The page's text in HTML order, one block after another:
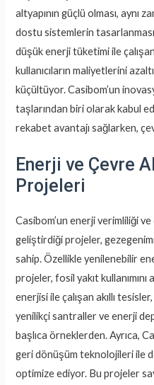
altyapının güçlü olması, aynı
dostu sistemlerin
düşük enerji tüketimi ile
kullanıcıların maliyetlerini
küçültüyor. Casibom’un
taşlarından biri olarak kabul
rekabet avantajı sağlarken,
Enerji ve Çevre
Projeleri
Casibom’un enerji verimliliği
geliştirdiği projeler,
sahip. Özellikle yenilenebilir
projeler, fosil yakıt kullanımını
enerjisi ile çalışan akıllı
yenilikçi santraller ve enerji
başlıca örneklerden. Ayrıca,
geri dönüşüm teknolojileri ile
optimize ediyor. Bu projeler